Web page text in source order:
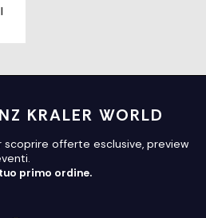
KRALER WORLD
offerte esclusive, preview
primo ordine.